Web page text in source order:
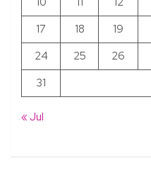
17
18 19
24
25 26
31
« Jul